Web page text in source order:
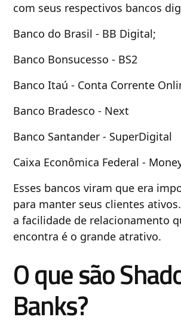
com seus respectivos bancos
Banco do Brasil - BB Digital;
Banco Bonsucesso - BS2
Banco Itaú - Conta Corrente
Banco Bradesco - Next
Banco Santander - SuperDigital
Caixa Econômica Federal -
Esses bancos viram que era
para manter seus clientes
a facilidade de relacionamento
encontra é o grande atrativo.
O que são
Banks?